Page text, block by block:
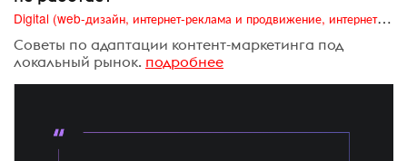
Digital (web-дизайн, интернет-реклама и продвижение, интернет-сообщества и блоги, интернет-коммуникации, мобильный маркетинг, реклама на цифровых экранах)
Советы по адаптации контент-маркетинга под
локальный рынок. подробнее